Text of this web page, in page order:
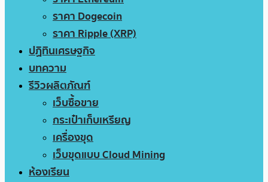
ราคา Dogecoin
ราคา Ripple (XRP)
ปฏิทินเศรษฐกิจ
บทความ
รีวิวผลิตภัณฑ์
เว็บซื้อขาย
กระเป๋าเก็บเหรียญ
เครื่องขุด
เว็บขุดแบบ Cloud Mining
ห้องเรียน